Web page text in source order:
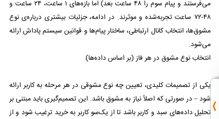
می‌فرستند و پیام سوم را ۴۸ ساعت بعد) اما بازه‌های ۱ ساعت، ۲۴ ساعت و
۴۸-۷۲ ساعت تجربه‌شده و موثرند. در ادامه، جزئیات بیشتری درباره‌ی نوع
مشوق‌ها، انتخاب کانال ارتباطی، ساختار پیام‌ها و قوانین سیستم پاداش ارائه
می‌شود.
انتخاب نوع مشوق در هر فاز (بر اساس داده‌ها)
یکی از تصمیمات کلیدی، تعیین چه نوع مشوقی در هر مرحله به کاربر ارائه
شود – در صورتی که اصلاً نیاز به مشوق باشد. این تصمیم‌گیری باید مبتنی بر
تحلیل داده‌های سبد و کاربر باشد تا از یک‌سو کاربر به خرید ترغیب شود و از